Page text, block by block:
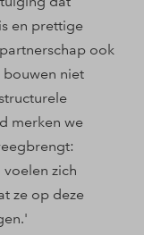
en prettige
ook
bouwen niet
merken we
voelen zich
ze op deze